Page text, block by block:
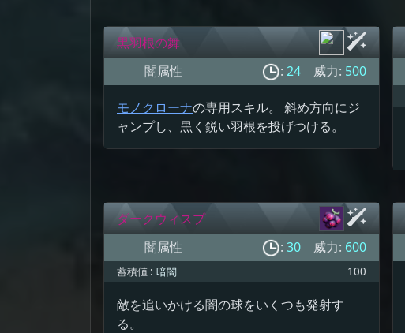
黒羽根の舞
闇属性
: 24 威力: 500
モノクローナの専用スキル。 斜め方向にジ
ャンプし、黒く鋭い羽根を投げつける。
ダークウィスプ
闇属性
: 30 威力: 600
蓄積値 : 暗闇 100
敵を追いかける闇の球をいくつも発射す
る。